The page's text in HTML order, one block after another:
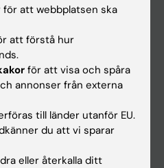
för att webbplatsen ska
att förstå hur
för att visa och spåra
annonser från externa
till länder utanför EU.
du att vi sparar
eller återkalla ditt